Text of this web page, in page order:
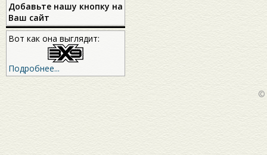
Добавьте нашу кнопку на
Ваш сайт
Вот как она выглядит:
Подробнее...
©